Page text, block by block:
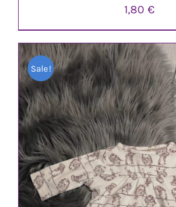
IN DEN WARENKORB /
1,80€
Sale!